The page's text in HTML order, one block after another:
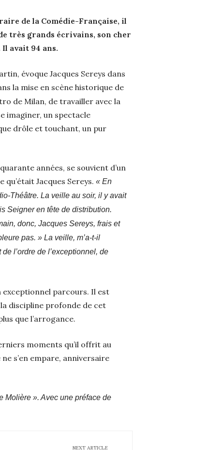
de la Comédie-Française, il
très grands écrivains, son cher
avait 94 ans.
évoque Jacques Sereys dans
la mise en scène historique de
de Milan, de travailler avec la
imaginer, un spectacle
drôle et touchant, un pur
années, se souvient d’un
Jacques Sereys. « En
Théâtre. La veille au soir, il y avait
Seigner en tête de distribution.
donc, Jacques Sereys, frais et
pas. » La veille, m’a-t-il
l’ordre de l’exceptionnel, de
exceptionnel parcours. Il est
discipline profonde de cet
que l’arrogance.
moments qu’il offrit au
s’en empare, anniversaire
Molière ». Avec une préface de
NEXT ARTICLE